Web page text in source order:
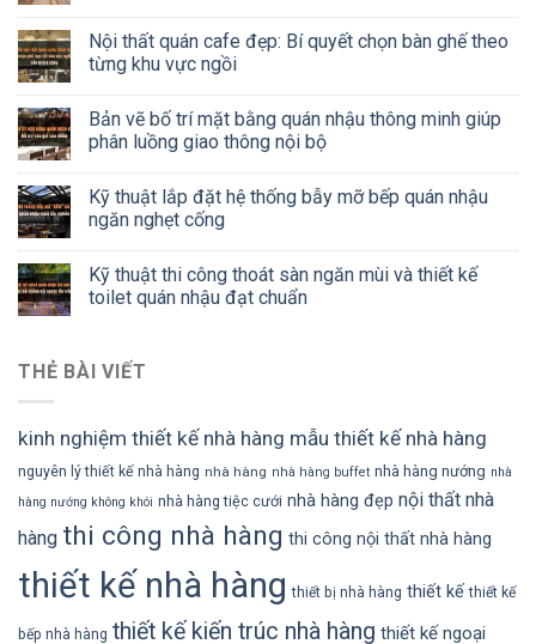
Nội thất quán cafe đẹp: Bí quyết chọn bàn ghế theo
từng khu vực ngồi
Bản vẽ bố trí mặt bằng quán nhậu thông minh giúp
phân luồng giao thông nội bộ
Kỹ thuật lắp đặt hệ thống bẫy mỡ bếp quán nhậu
ngăn nghẹt cống
Kỹ thuật thi công thoát sàn ngăn mùi và thiết kế
toilet quán nhậu đạt chuẩn
THẺ BÀI VIẾT
kinh nghiệm thiết kế nhà hàng mẫu thiết kế nhà hàng
nguyên lý thiết kế nhà hàng nhà hàng nhà hàng buffet nhà hàng nướng nhà
hàng nướng không khói nhà hàng tiệc cưới nhà hàng đẹp nội thất nhà
hàng thi công nhà hàng thi công nội thất nhà hàng
thiết kế nhà hàng thiết bị nhà hàng thiết kế thiết kế
bếp nhà hàng thiết kế kiến trúc nhà hàng thiết kế ngoại